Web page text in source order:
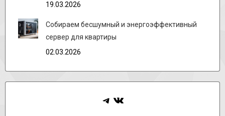
19.03.2026
Собираем бесшумный и энергоэффективный
сервер для квартиры
02.03.2026
Telegram
ВКонтакте